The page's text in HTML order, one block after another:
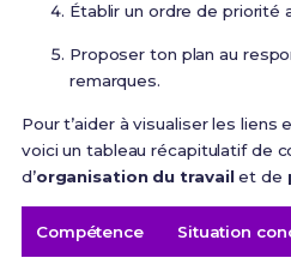
Établir un ordre de priorité
Proposer ton plan au
remarques.
Pour t’aider à visualiser les
voici un tableau récapitulatif de
d’organisation du travailet de
Compétence Situation